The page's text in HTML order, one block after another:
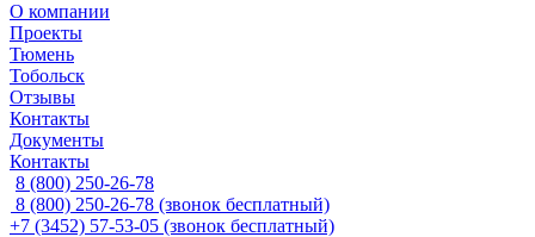
О компании
Проекты
Тюмень
Тобольск
Отзывы
Контакты
Документы
Контакты
8 (800) 250-26-78
8 (800) 250-26-78 (звонок бесплатный)
+7 (3452) 57-53-05 (звонок бесплатный)